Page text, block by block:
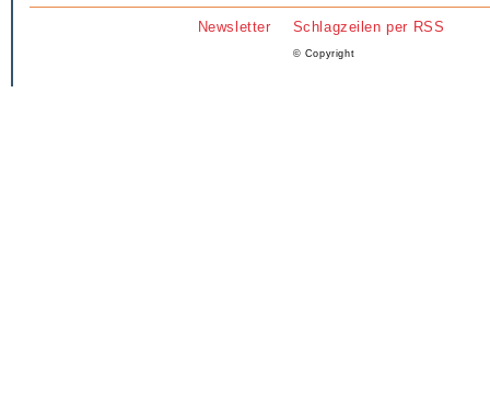
Newsletter Schlagzeilen per RSS
© Copyright